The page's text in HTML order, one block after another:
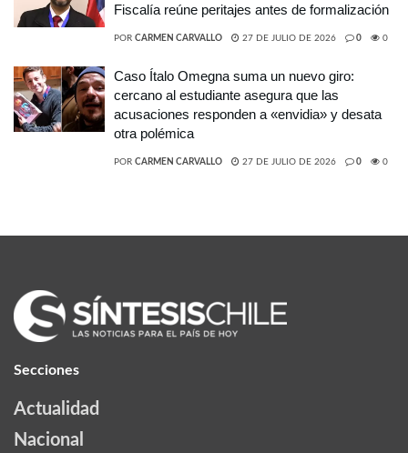
Fiscalía reúne peritajes antes de formalización
POR CARMEN CARVALLO 27 DE JULIO DE 2026 0 0
Caso Ítalo Omegna suma un nuevo giro:
cercano al estudiante asegura que las
acusaciones responden a «envidia» y desata
otra polémica
POR CARMEN CARVALLO 27 DE JULIO DE 2026 0 0
Secciones
Actualidad
Nacional